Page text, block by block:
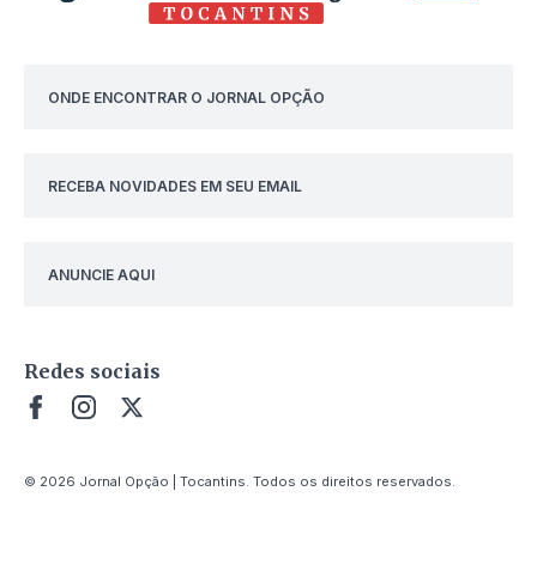
ONDE ENCONTRAR O JORNAL OPÇÃO
RECEBA NOVIDADES EM SEU EMAIL
ANUNCIE AQUI
Redes sociais
© 2026 Jornal Opção | Tocantins. Todos os direitos reservados.